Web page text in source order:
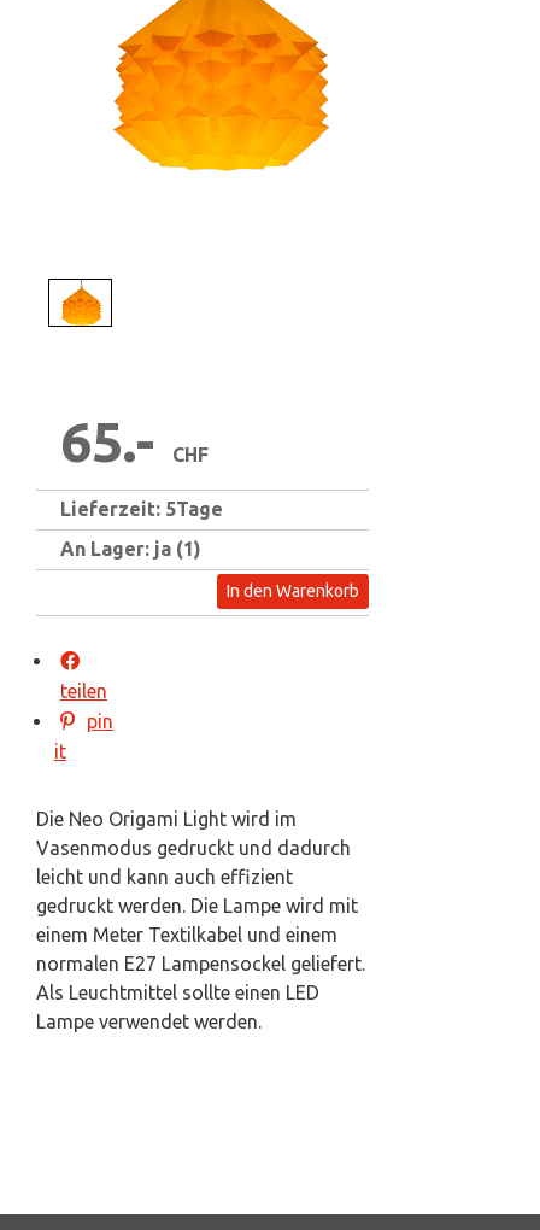
65.- CHF
Lieferzeit: 5Tage
An Lager: ja (1)
In den Warenkorb
teilen
pin
it
Die Neo Origami Light wird im
Vasenmodus gedruckt und dadurch
leicht und kann auch effizient
gedruckt werden. Die Lampe wird mit
einem Meter Textilkabel und einem
normalen E27 Lampensockel geliefert.
Als Leuchtmittel sollte einen LED
Lampe verwendet werden.